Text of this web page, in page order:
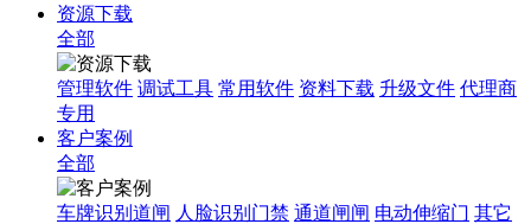
资源下载
全部
管理软件 调试工具 常用软件 资料下载 升级文件 代理商
专用
客户案例
全部
车牌识别道闸 人脸识别门禁 通道闸闸 电动伸缩门 其它